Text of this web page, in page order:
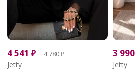
4 541 ₽ 4 780₽
Jetty
3 990
Jetty